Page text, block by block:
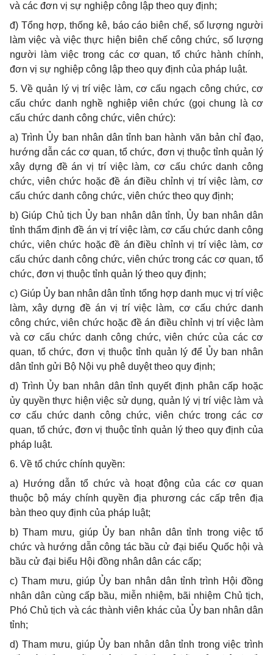
và các đơn vị sự nghiệp công lập theo quy định;
đ) Tổng hợp, thống kê, báo cáo biên chế, số lượng người
làm việc và việc thực hiện biên chế công chức, số lượng
người làm việc trong các cơ quan, tổ chức hành chính,
đơn vị sự nghiệp công lập theo quy định của pháp luật.
5. Về quản lý vị trí việc làm, cơ cấu ngạch công chức, cơ
cấu chức danh nghề nghiệp viên chức (gọi chung là cơ
cấu chức danh công chức, viên chức):
a)Trình Ủy ban nhân dân tỉnh ban hành văn bản chỉ đạo,
hướng dẫn các cơ quan, tổ chức, đơn vị thuộc tỉnh quản lý
xây dựng đề án vị trí việc làm, cơ cấu chức danh công
chức, viên chức hoặc đề án điều chỉnh vị trí việc l àm, cơ
cấu chức danh công chức, viên chức theo quy định;
b)Giúp Chủ tịch Ủy ban nhân dân tỉnh, Ủy ban nhân dân
tỉnh thẩm định đề án vị trí việc làm, cơ cấu chức danh công
chức, viên chức hoặc đề án điều chỉnh vị trí việc làm, cơ
cấu chức danh công chức, viên chức trong các cơ quan, tổ
chức, đơn vị thuộc tỉnh quản lý theo quy định;
c)Giúp Ủy ban nhân dân tỉnh tổng hợp danh mục vị trí việc
làm, xây dựng đề án vị trí việc làm, cơ cấu chức danh
công chức, viên chức hoặc đề án điều chỉnh vị trí việc làm
và cơ cấu chức danh công chức, viên chức của các cơ
quan, tổ chức, đơn vị thuộc tỉnh quản lý để Ủy ban nhân
dân tỉnh gửi Bộ Nội vụ phê duyệt theo quy định;
d) Trình Ủy ban nhân dân tỉnh quyết định phân cấp hoặc
ủy quyền thực hiện việc sử dụng, quản lý vị trí việc làm và
cơ cấu chức danh công chức, viên chức trong các cơ
quan, tổ chức, đơn vị thuộc tỉnh quản lý theo quy định của
pháp luật.
6. Về tổ chức chính quyền:
a) Hướng dẫn tổ chứcvà hoạt động của các cơ quan
thuộc bộ máy chính quyền địa phương các cấp trên địa
bàn theo quy định của pháp luật;
b)Tham mưu, giúp Ủy ban nhân dân tỉnh trong việc tổ
chức và hướng dẫn công tác bầu cử đại biểu Quốc hội và
bầu cử đại biểu Hội đồng nhân dân các cấp;
c) Tham mưu, giúp Ủy ban nhân dân tỉnh trình Hội đồng
nhân dân cùng cấp bầu, miễn nhiệm, bãi nhiệm Chủ tịch,
Phó Chủ tịch và các thành viên khác của Ủy ban nhân dân
tỉnh;
d) Tham mưu, giúp Ủy ban nhân dân tỉnh trong việc trình